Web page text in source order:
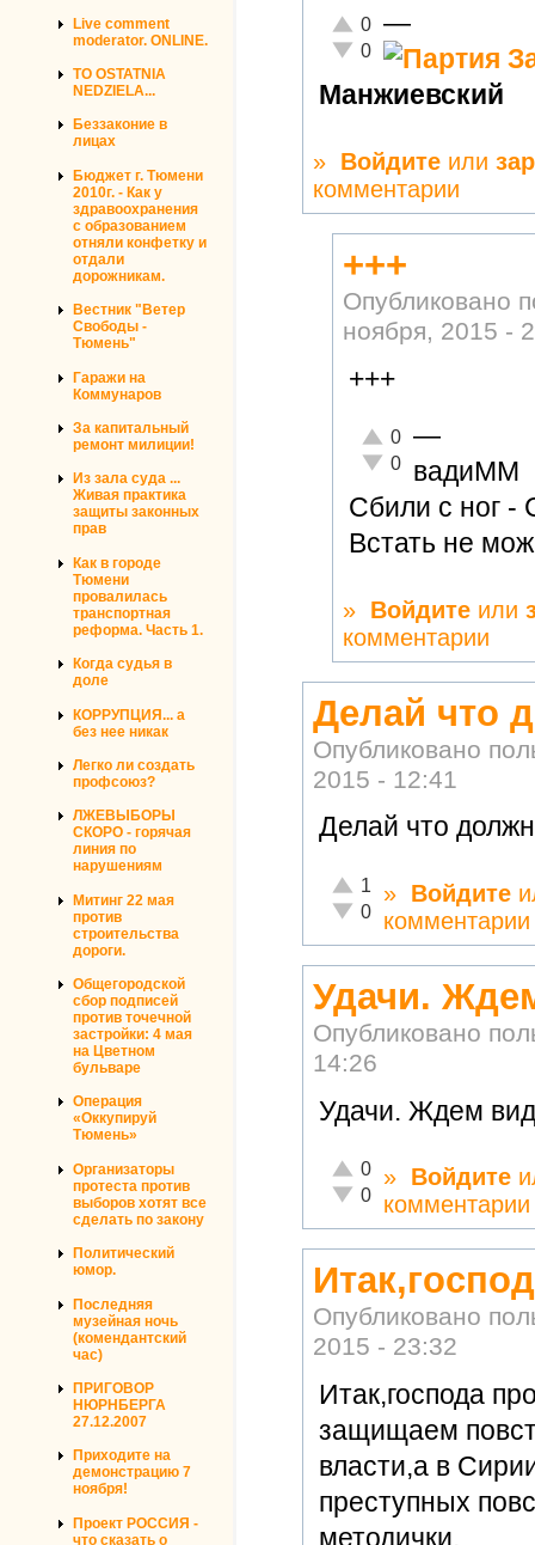
Live comment
moderator. ONLINE.
TO OSTATNIA
NEDZIELA...
Беззаконие в
лицах
Бюджет г. Тюмени
2010г. - Как у
здравоохранения
с образованием
отняли конфетку и
отдали
дорожникам.
Вестник "Ветер
Свободы -
Тюмень"
Гаражи на
Коммунаров
За капитальный
ремонт милиции!
Из зала суда ...
Живая практика
защиты законных
прав
Как в городе
Тюмени
провалилась
транспортная
реформа. Часть 1.
Когда судья в
доле
КОРРУПЦИЯ... а
без нее никак
Легко ли создать
профсоюз?
ЛЖЕВЫБОРЫ
СКОРО - горячая
линия по
нарушениям
Митинг 22 мая
против
строительства
дороги.
Общегородской
сбор подписей
против точечной
застройки: 4 мая
на Цветном
бульваре
Операция
«Оккупируй
Тюмень»
Организаторы
протеста против
выборов хотят все
сделать по закону
Политический
юмор.
Последняя
музейная ночь
(комендантский
час)
ПРИГОВОР
НЮРНБЕРГА
27.12.2007
Приходите на
демонстрацию 7
ноября!
Проект РОССИЯ -
что сказать о
Отлично!
0
Неадекватно!
0
—
Манжиевский
» Войдите или
комментарии
+++
Опубликовано
ноября, 2015 -
+++
Отлично!
0
Неадекватно!
0
—
вадиММ
Сбили с ног -
Встать не
» Войдите или
комментарии
Делай что
Опубликовано
2015 - 12:41
Делай что
Отлично!
1
Неадекватно!
0
» Войдите
комментарии
Удачи.
Опубликовано
14:26
Удачи. Ждем
Отлично!
0
Неадекватно!
0
» Войдите
комментарии
Опубликовано
2015 - 23:32
Итак,господа
защищаем
власти,а в
преступных
методички.